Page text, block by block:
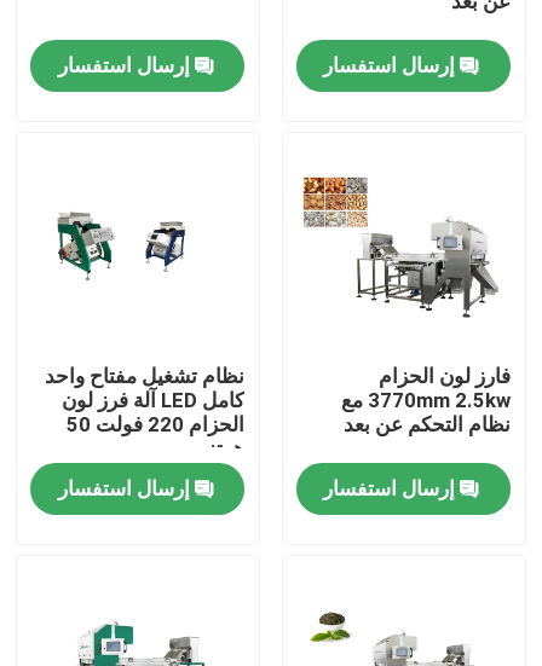
منتجات
جولة في المعمل
مراقبة الجودة
أخبار
اطلب اقتباس
فارز لون الحبوب
إرسال استفسار إرسال استفسار
فارز لون الحزام
3770mm 2.5kw مع
نظام التحكم عن بعد
إرسال استفسار
نظام تشغيل مفتاح واحد
كامل LED آلة فرز لون
الحزام 220 فولت 50
هرتز
إرسال استفسار